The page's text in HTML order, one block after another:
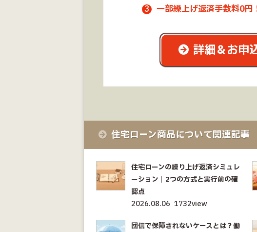
一部繰上げ返済手数料0円
詳細＆お申
住宅ローン商品について関連記事
住宅ローンの繰り上げ返済シミュレ
ーション｜2つの方式と実行前の確
認点
2026.08.06 1732view
団信で保障されないケースとは？働